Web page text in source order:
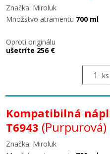
Značka: Miroluk
Množstvo atramentu 700 ml
Oproti originálu
ušetríte 256 €
ks
Kompatibilná
T6943 (Purpurová)
Značka: Miroluk